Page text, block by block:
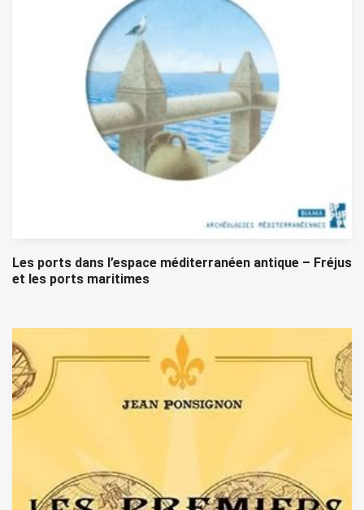
Les ports dans l’espace méditerranéen antique – Fréjus
et les ports maritimes